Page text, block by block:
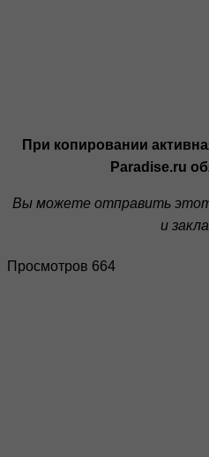
При копировании
Paradise.ru
Вы можете отправить
и
Просмотров 664